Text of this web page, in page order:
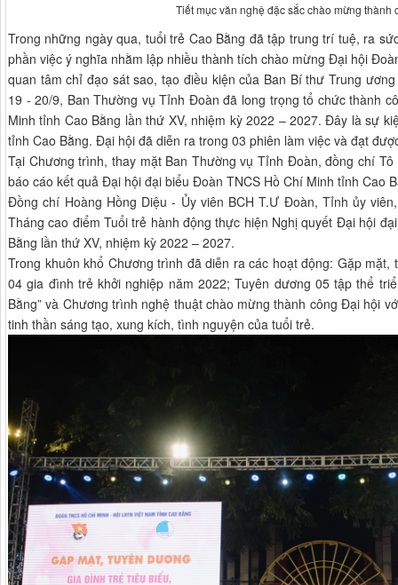
Tiết mục văn nghệ đặc sắc chào mừng thành
Trong những ngày qua, tuổi trẻ Cao Bằng đã tập trung trí tuệ, ra
phần việc ý nghĩa nhằm lập nhiều thành tích chào mừng Đại hội
quan tâm chỉ đạo sát sao, tạo điều kiện của Ban Bí thư Trung
19 - 20/9, Ban Thường vụ Tỉnh Đoàn đã long trọng tổ chức thành
Minh tỉnh Cao Bằng lần thứ XV, nhiệm kỳ 2022 – 2027. Đây là sự
tỉnh Cao Bằng. Đại hội đã diễn ra trong 03 phiên làm việc và đạt
Tại Chương trình, thay mặt Ban Thường vụ Tỉnh Đoàn, đồng chí
báo cáo kết quả Đại hội đại biểu Đoàn TNCS Hồ Chí Minh tỉnh Cao
Đồng chí Hoàng Hồng Diệu - Ủy viên BCH T.Ư Đoàn, Tỉnh ủy
Tháng cao điểm Tuổi trẻ hành động thực hiện Nghị quyết Đại hội
Bằng lần thứ XV, nhiệm kỳ 2022 – 2027.
Trong khuôn khổ Chương trình đã diễn ra các hoạt động: Gặp
04 gia đình trẻ khởi nghiệp năm 2022; Tuyên dương 05 tập thể
Bằng” và Chương trình nghệ thuật chào mừng thành công Đại hội
tinh thần sáng tạo, xung kích, tình nguyện của tuổi trẻ.